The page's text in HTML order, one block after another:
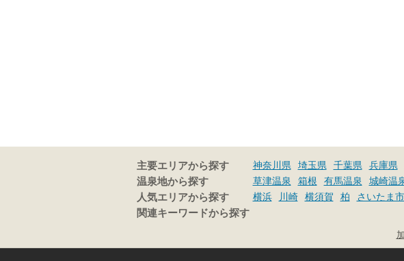
主要エリアから探す 神奈川県 埼玉県 千葉県 兵庫県
温泉地から探す
草津温泉 箱根 有馬温泉 城崎温
人気エリアから探す
横浜 川崎 横須賀 柏 さいたま市
関連キーワードから探す